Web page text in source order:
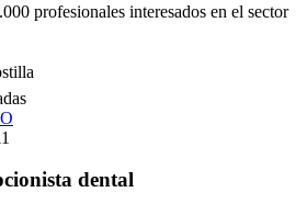
profesionales interesados en el sector
dental